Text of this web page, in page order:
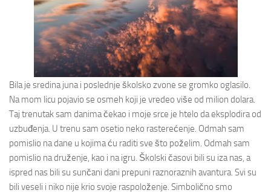
Bila je sredina juna i poslednje školsko zvone se gromko oglasilo.
Na mom licu pojavio se osmeh koji je vredeo više od milion dolara.
Taj trenutak sam danima čekao i moje srce je htelo da eksplodira od
uzbuđenja. U trenu sam osetio neko rasterećenje. Odmah sam
pomislio na dane u kojima ću raditi sve što poželim. Odmah sam
pomislio na druženje, kao i na igru. Školski časovi bili su iza nas, a
ispred nas bili su sunčani dani prepuni raznoraznih avantura. Svi su
bili veseli i niko nije krio svoje raspoloženje. Simbolično smo